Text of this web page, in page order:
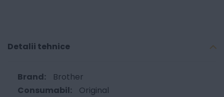
Detalii tehnice
Brother
Original